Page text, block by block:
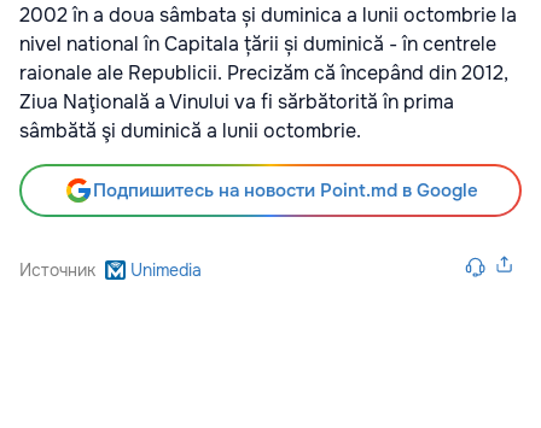
2002 în a doua sâmbata și duminica a lunii octombrie la
nivel national în Capitala țării și duminică - în centrele
raionale ale Republicii. Precizăm că începând din 2012,
Ziua Naţională a Vinului va fi sărbătorită în prima
sâmbătă şi duminică a lunii octombrie.
Подпишитесь на новости Point.md в Google
Источник Unimedia